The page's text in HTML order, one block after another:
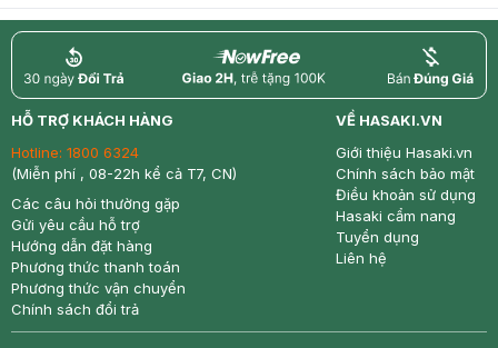
return nowfree price
HỖ TRỢ KHÁCH HÀNG
Hotline: 1800 6324
(Miễn phí , 08-22h kể cả T7, CN)
Các câu hỏi thường gặp
Gửi yêu cầu hỗ trợ
Hướng dẫn đặt hàng
Phương thức thanh toán
Phương thức vận chuyển
Chính sách đổi trả
VỀ HASAKI.VN
Giới thiệu Hasaki.vn
Chính sách bảo mật
Điều khoản sử dụng
Hasaki cẩm nang
Tuyển dụng
Liên hệ